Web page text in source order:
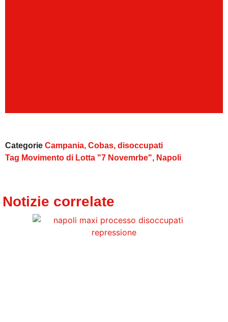
Categorie Campania, Cobas, disoccupati
Tag Movimento di Lotta "7 Novemrbe", Napoli
Notizie correlate